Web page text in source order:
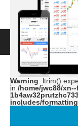
ホームブログ
Warning: ltrim()
in /home/jwc88/xn--
includes/
image8